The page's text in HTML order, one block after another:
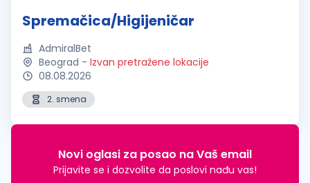
Spremačica/Higijeničar
AdmiralBet
Beograd - Izvan pretražene lokacije
08.08.2026
2. smena
Novi oglasi za posao na Vaš email
Prijavite se i dozvolite da poslovi nađu vas!